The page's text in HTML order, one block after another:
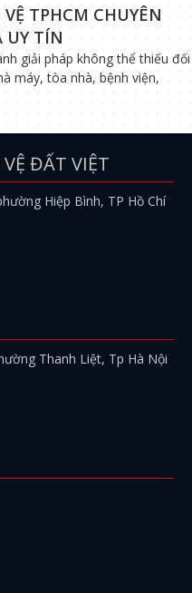
TPHCM CHUYÊN
UY TÍN
giải pháp không thể thiếu đối
máy, tòa nhà, bệnh viện,
ĐẤT VIỆT
Hiệp Bình, TP Hồ Chí
Thanh Liệt, Tp Hà Nội